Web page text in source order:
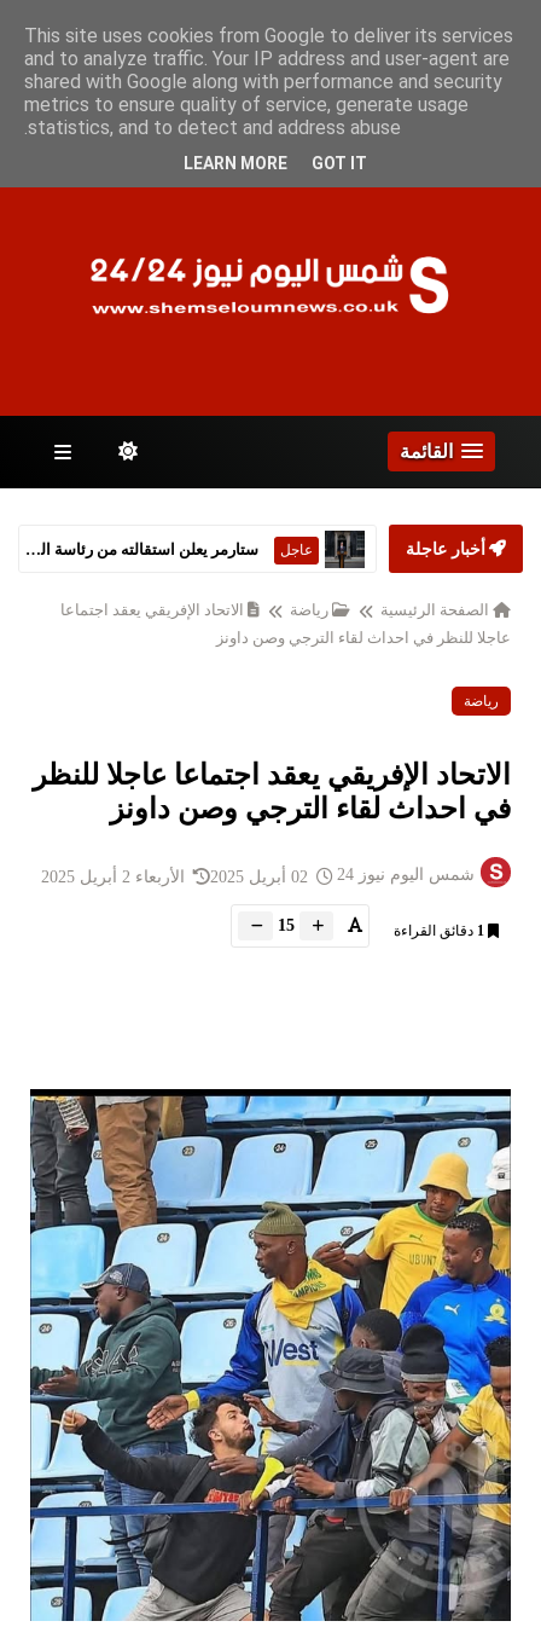
الجمعة 7 أغسطس 2026
الصفحات
القائمة
أخبار عاجلة عاجل ستارمر يعلن استقالته من رئاسة الحكومة البريطانية
الصفحة الرئيسية رياضة
الاتحاد الإفريقي يعقد اجتماعا
عاجلا للنظر في احداث لقاء الترجي وصن داونز
رياضة
الاتحاد الإفريقي يعقد اجتماعا عاجلا للنظر
في احداث لقاء الترجي وصن داونز
شمس اليوم نيوز 24 الأربعاء 2 أبريل 2025
1 دقائق القراءة 15
This site uses cookies from Google to deliver its services
and to analyze traffic. Your IP address and user-agent are
shared with Google along with performance and security
metrics to ensure quality of service, generate usage
statistics, and to detect and address abuse.
LEARN MORE GOT IT